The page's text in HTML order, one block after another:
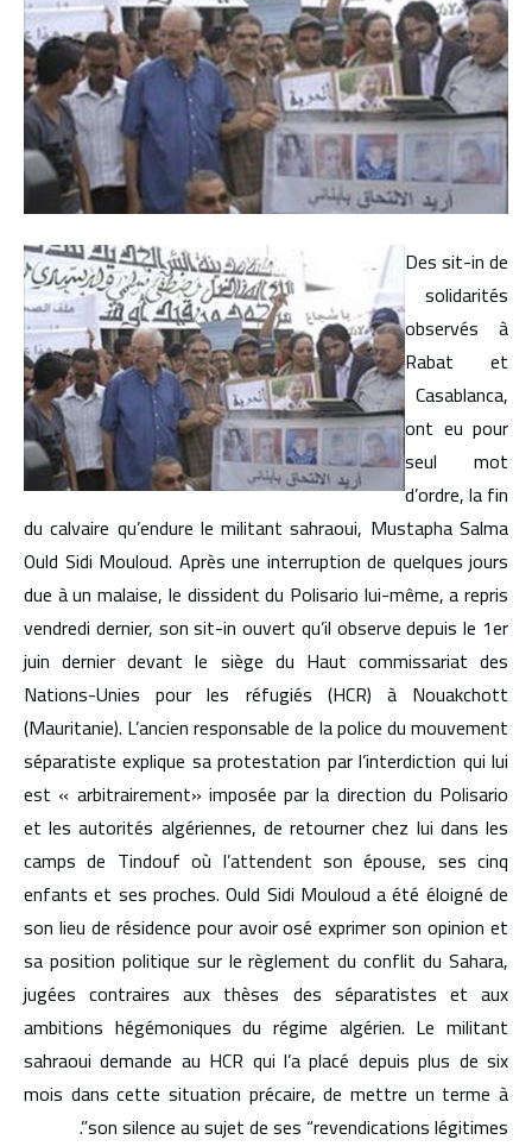
Des sit-in de
solidarités
observés à
Rabat et
Casablanca,
ont eu pour
seul mot
d’ordre, la fin
du calvaire qu’endure le militant sahraoui, Mustapha Salma
Ould Sidi Mouloud. Après une interruption de quelques jours
due à un malaise, le dissident du Polisario lui-même, a repris
vendredi dernier, son sit-in ouvert qu’il observe depuis le 1er
juin dernier devant le siège du Haut commissariat des
Nations-Unies pour les réfugiés (HCR) à Nouakchott
(Mauritanie). L’ancien responsable de la police du mouvement
séparatiste explique sa protestation par l’interdiction qui lui
est « arbitrairement» imposée par la direction du Polisario
et les autorités algériennes, de retourner chez lui dans les
camps de Tindouf où l’attendent son épouse, ses cinq
enfants et ses proches. Ould Sidi Mouloud a été éloigné de
son lieu de résidence pour avoir osé exprimer son opinion et
sa position politique sur le règlement du conflit du Sahara,
jugées contraires aux thèses des séparatistes et aux
ambitions hégémoniques du régime algérien. Le militant
sahraoui demande au HCR qui l’a placé depuis plus de six
mois dans cette situation précaire, de mettre un terme à
son silence au sujet de ses “revendications légitimes”.